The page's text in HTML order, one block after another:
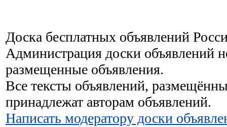
Доска бесплатных объявлений
Администрация доски объявлений
размещенные объявления.
Все тексты объявлений,
принадлежат авторам объявлений.
Написать модератору доски